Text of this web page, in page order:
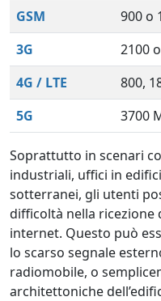
GSM
900 o
3G
2100
4G / LTE
800,
5G
3700
Soprattutto in scenari
industriali, uffici in
sotterranei, gli utenti
difficoltà nella ricezione
internet. Questo può
lo scarso segnale
radiomobile, o
architettoniche